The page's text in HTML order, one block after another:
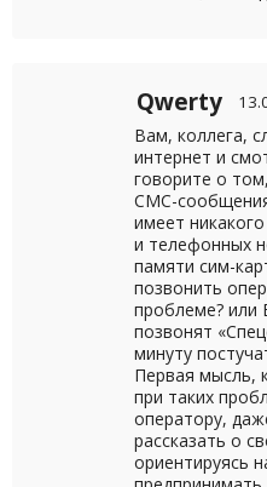
Qwerty
Вам, коллега,
интернет и
говорите о
СМС-
имеет
и телефонных
памяти сим-
позвонить
проблеме? или
позвонят
минуту
Первая мысль,
при таких
оператору,
рассказать о
ориентируясь